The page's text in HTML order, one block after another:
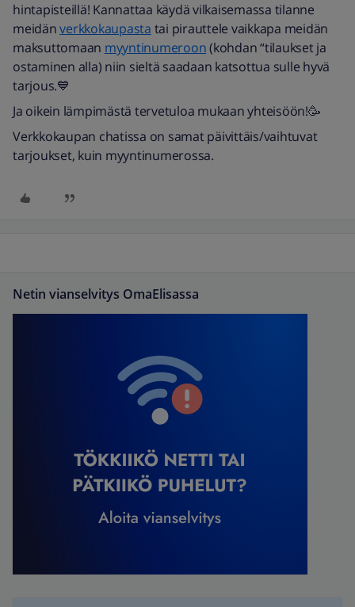
hintapisteillä! Kannattaa käydä vilkaisemassa tilanne
meidänverkkokaupasta tai pirauttele vaikkapa meidän
maksuttomaan myyntinumeroon(kohdan “tilaukset ja
ostaminen alla) niin sieltä saadaan katsottua sulle hyvä
tarjous.💙
Ja oikein lämpimästä tervetuloa mukaan yhteisöön!🥳
Verkkokaupan chatissa on samat päivittäis/vaihtuvat
tarjoukset, kuin myyntinumerossa.
Netin vianselvitys OmaElisassa